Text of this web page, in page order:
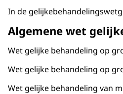
In de
Algemene wet
Wet gelijke behandeling op
Wet gelijke behandeling op
Wet gelijke behandeling van